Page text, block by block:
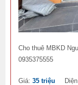
Cho thuê MBKD
0935375555
Giá:35 triệu